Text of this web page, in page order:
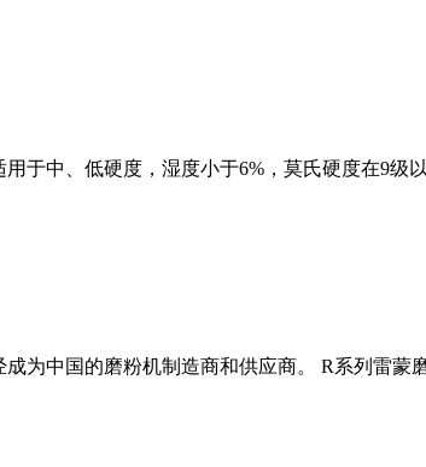
于中、低硬度，湿度小于6%，莫氏硬度在9
为中国的磨粉机制造商和供应商。 R系列雷